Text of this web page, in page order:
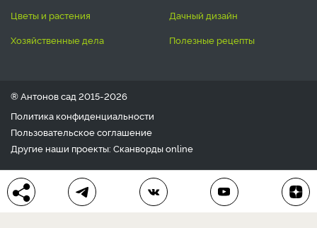
цветы и растения
дачный дизайн
хозяйственные дела
полезные рецепты
® Антонов сад 2015-2026
Политика конфиденциальности
Пользовательское соглашение
Другие наши проекты: Сканвордыonline
Любое использование материала допускается только с
письменного согласия редакции